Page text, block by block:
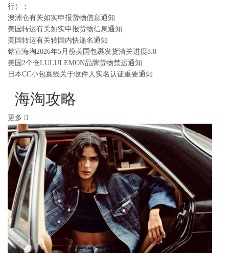
行）：
澳洲仓有关如实申报货物信息通知
美国转运有关如实申报货物信息通知
美国转运有关转国内快递名通知
铭宣海淘2026年5月份美国包裹发货清关进度8.8
美国2个仓LULULEMON品牌货物禁运通知
日本CC小包裹线关于收件人实名认证重要通知
海淘攻略
更多